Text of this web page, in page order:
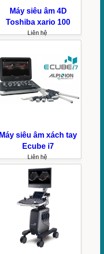
Máy siêu âm 4D
Toshiba xario 100
Liên hệ
Máy siêu âm xách tay
Ecube i7
Liên hệ